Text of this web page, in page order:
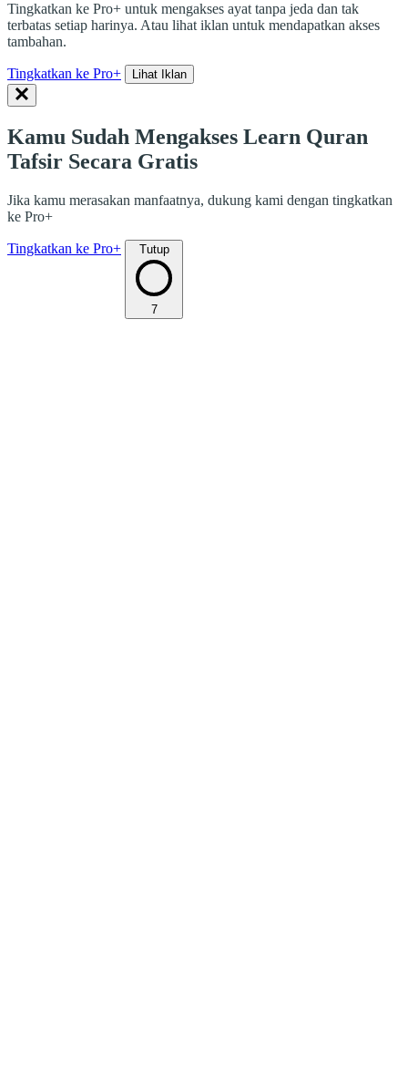
Tingkatkan ke Pro+ untuk mengakses ayat tanpa jeda dan tak
terbatas setiap harinya. Atau lihat iklan untuk mendapatkan akses
tambahan.
Tingkatkan ke Pro+ Lihat Iklan
Kamu Sudah Mengakses Learn Quran
Tafsir Secara Gratis
Jika kamu merasakan manfaatnya, dukung kami dengan tingkatkan
ke Pro+
Tingkatkan ke Pro+ Tutup
7